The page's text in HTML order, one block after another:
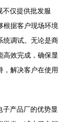
不仅提供批发服
根据客户现场环境
统调试。无论是商
高效完成，确保显
，解决客户在使用
产品厂的优势显